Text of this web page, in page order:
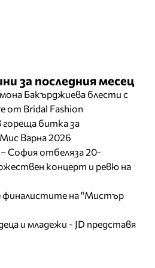
за последния месец
Бакърджиева блести с
от Bridal Fashion
гореща битка за
Варна 2026
София отбеляза 20-
концерт и ревю на
финалистите на "Мистър
и младежи - JD представя